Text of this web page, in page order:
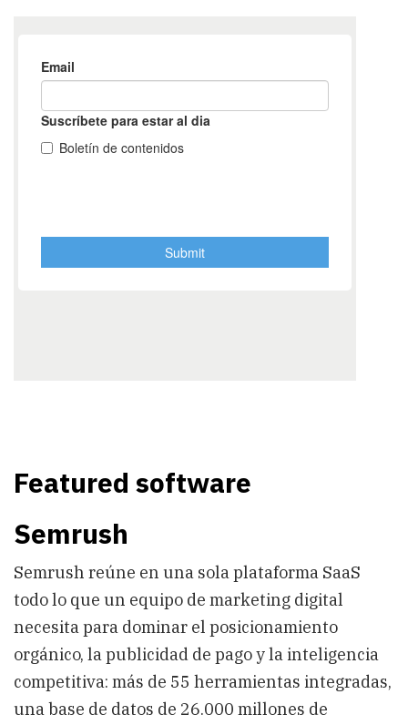
Featured software
Semrush
Semrush reúne en una sola plataforma SaaS
todo lo que un equipo de marketing digital
necesita para dominar el posicionamiento
orgánico, la publicidad de pago y la inteligencia
competitiva: más de 55 herramientas integradas,
una base de datos de 26.000 millones de